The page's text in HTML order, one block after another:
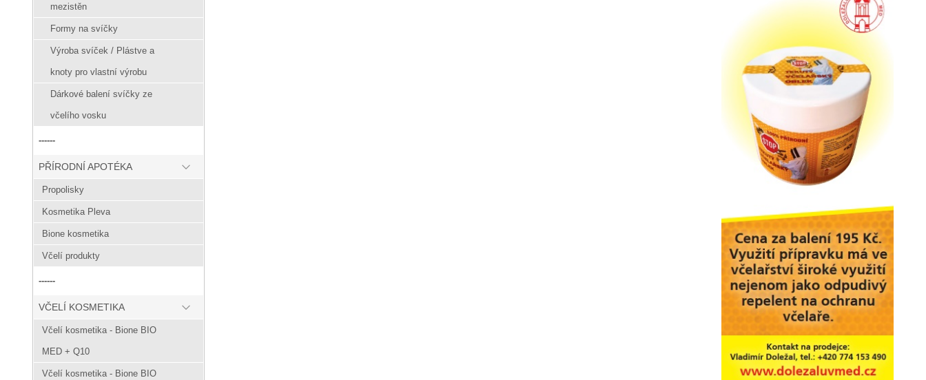
mezistěn
Formy na svíčky
Výroba svíček / Plástve a
knoty pro vlastní výrobu
Dárkové balení svíčky ze
včelího vosku
------
PŘÍRODNÍ APOTÉKA
Propolisky
Kosmetika Pleva
Bione kosmetika
Včelí produkty
------
VČELÍ KOSMETIKA
Včelí kosmetika - Bione BIO
MED + Q10
Včelí kosmetika - Bione BIO